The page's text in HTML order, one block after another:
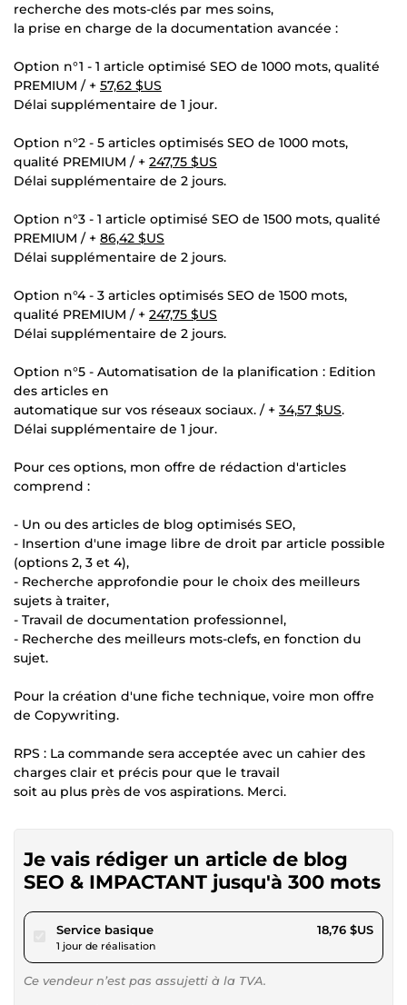
recherche des mots-clés par mes soins,
la prise en charge de la documentation avancée :
Option n°1 - 1 article optimisé SEO de 1000 mots, qualité
PREMIUM / + 57,62 $US
Délai supplémentaire de 1 jour.
Option n°2 - 5 articles optimisés SEO de 1000 mots,
qualité PREMIUM / + 247,75 $US
Délai supplémentaire de 2 jours.
Option n°3 - 1 article optimisé SEO de 1500 mots, qualité
PREMIUM / + 86,42 $US
Délai supplémentaire de 2 jours.
Option n°4 - 3 articles optimisés SEO de 1500 mots,
qualité PREMIUM / + 247,75 $US
Délai supplémentaire de 2 jours.
Option n°5 - Automatisation de la planification : Edition
des articles en
automatique sur vos réseaux sociaux. / + 34,57 $US.
Délai supplémentaire de 1 jour.
Pour ces options, mon offre de rédaction d'articles
comprend :
- Un ou des articles de blog optimisés SEO,
- Insertion d'une image libre de droit par article possible
(options 2, 3 et 4),
- Recherche approfondie pour le choix des meilleurs
sujets à traiter,
- Travail de documentation professionnel,
- Recherche des meilleurs mots-clefs, en fonction du
sujet.
Pour la création d'une fiche technique, voire mon offre
de Copywriting.
RPS : La commande sera acceptée avec un cahier des
charges clair et précis pour que le travail
soit au plus près de vos aspirations. Merci.
Je vais rédiger un article de blog
SEO & IMPACTANT jusqu'à 300 mots
Service basiquepour 17,28 $US
1 jour de réalisation
18,76 $US
Ce vendeur n’est pas assujetti à la TVA.